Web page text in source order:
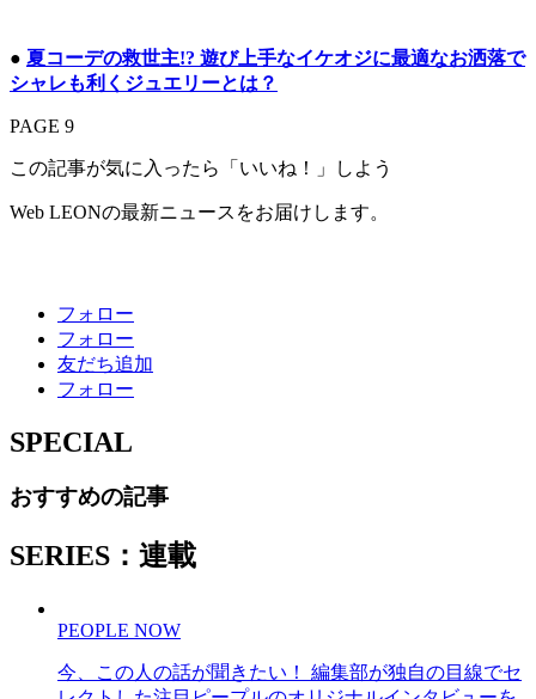
● 夏コーデの救世主!? 遊び上手なイケオジに最適なお洒落で
シャレも利くジュエリーとは？
PAGE 9
この記事が気に入ったら「いいね！」しよう
Web LEONの最新ニュースをお届けします。
フォロー
フォロー
友だち追加
フォロー
SPECIAL
おすすめの記事
SERIES：連載
PEOPLE NOW
今、この人の話が聞きたい！ 編集部が独自の目線でセ